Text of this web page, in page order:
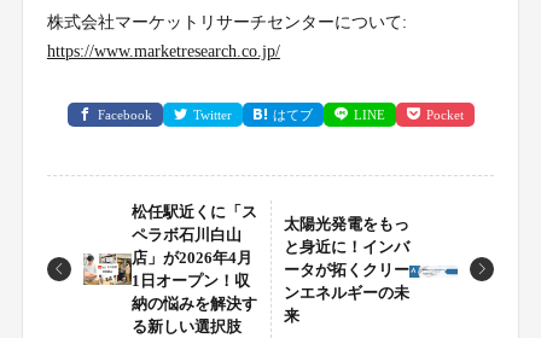
株式会社マーケットリサーチセンターについて:
https://www.marketresearch.co.jp/
Facebook Twitter はてブ LINE Pocket
松任駅近くに「ス
ペラボ石川白山
店」が2026年4月
1日オープン！収
納の悩みを解決す
る新しい選択肢
太陽光発電をもっ
と身近に！インバ
ータが拓くクリー
ンエネルギーの未
来